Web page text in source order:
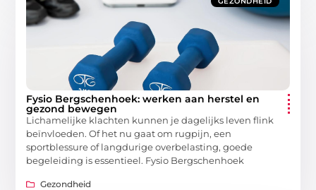
Fysio Bergschenhoek: werken aan herstel en
gezond bewegen
Lichamelijke klachten kunnen je dagelijks leven flink
beïnvloeden. Of het nu gaat om rugpijn, een
sportblessure of langdurige overbelasting, goede
begeleiding is essentieel. Fysio Bergschenhoek
Gezondheid